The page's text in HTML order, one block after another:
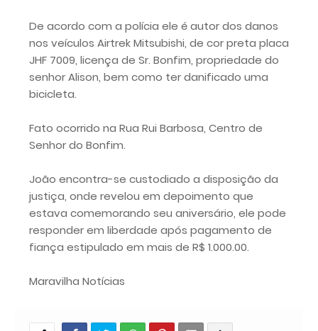
De acordo com a polícia ele é autor dos danos
nos veículos Airtrek Mitsubishi, de cor preta placa
JHF 7009, licença de Sr. Bonfim, propriedade do
senhor Alison, bem como ter danificado uma
bicicleta.
Fato ocorrido na Rua Rui Barbosa, Centro de
Senhor do Bonfim.
João encontra-se custodiado a disposição da
justiça, onde revelou em depoimento que
estava comemorando seu aniversário, ele pode
responder em liberdade após pagamento de
fiança estipulado em mais de R$ 1.000.00.
Maravilha Notícias